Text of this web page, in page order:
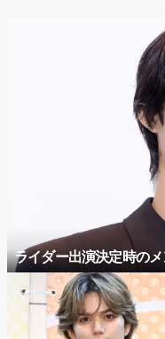
ライダー出演決定時の